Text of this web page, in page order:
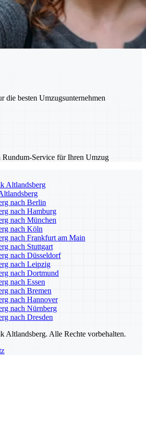
die besten Umzugsunternehmen
Rundum-Service für Ihren Umzug
Altlandsberg
nach Berlin
nach Hamburg
nach München
nach Köln
nach Frankfurt am Main
nach Stuttgart
nach Düsseldorf
nach Leipzig
nach Dortmund
nach Essen
nach Bremen
nach Hannover
nach Nürnberg
nach Dresden
Altlandsberg. Alle Rechte vorbehalten.